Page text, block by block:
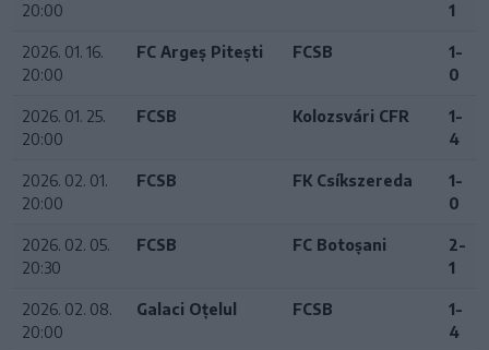
20:00
1
2026. 01. 16.
20:00
FC Argeș Pitești FCSB
1-
0
2026. 01. 25.
20:00
FCSB Kolozsvári CFR
1-
4
2026. 02. 01.
20:00
FCSB FK Csíkszereda
1-
0
2026. 02. 05.
20:30
FCSB FC Botoșani
2-
1
2026. 02. 08.
20:00
Galaci Oțelul FCSB
1-
4